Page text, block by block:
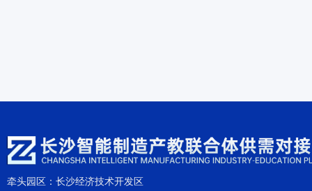
牵头园区： 长沙经济技术开发区